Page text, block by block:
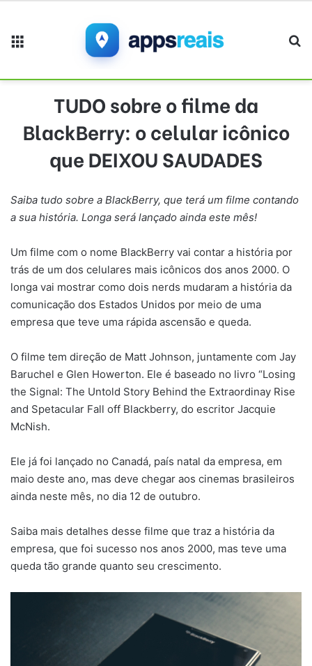
TUDO sobre o filme da
BlackBerry: o celular icônico
que DEIXOU SAUDADES
Saiba tudo sobre a BlackBerry, que terá um filme contando
a sua história. Longa será lançado ainda este mês!
Um filme com o nome BlackBerry vai contar a história por
trás de um dos celulares mais icônicos dos anos 2000. O
longa vai mostrar como dois nerds mudaram a história da
comunicação dos Estados Unidos por meio de uma
empresa que teve uma rápida ascensão e queda.
O filme tem direção de Matt Johnson, juntamente com Jay
Baruchel e Glen Howerton. Ele é baseado no livro “Losing
the Signal: The Untold Story Behind the Extraordinay Rise
and Spetacular Fall off Blackberry, do escritor Jacquie
McNish.
Ele já foi lançado no Canadá, país natal da empresa, em
maio deste ano, mas deve chegar aos cinemas brasileiros
ainda neste mês, no dia 12 de outubro.
Saiba mais detalhes desse filme que traz a história da
empresa, que foi sucesso nos anos 2000, mas teve uma
queda tão grande quanto seu crescimento.